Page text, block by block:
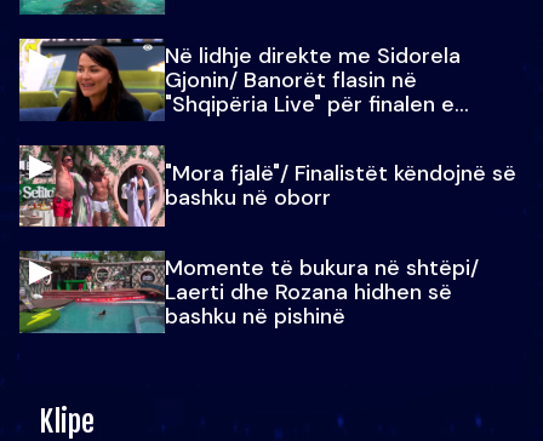
Në lidhje direkte me Sidorela
Gjonin/ Banorët flasin në
"Shqipëria Live" për finalen e
"Mora fjalë"/ Finalistët këndojnë së
bashku në oborr
Momente të bukura në shtëpi/
Laerti dhe Rozana hidhen së
bashku në pishinë
Klipe